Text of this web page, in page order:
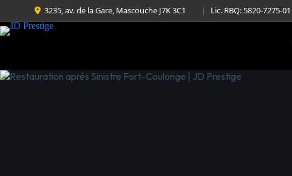
3235, av. de la Gare, Mascouche J7K 3C1 | Lic. RBQ: 5820-7275-01